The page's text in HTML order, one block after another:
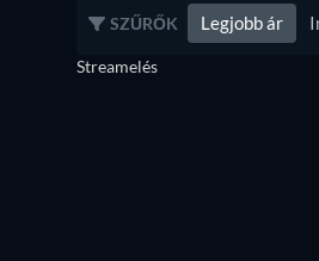
SZŰRŐK Legjobb ár
Streamelés